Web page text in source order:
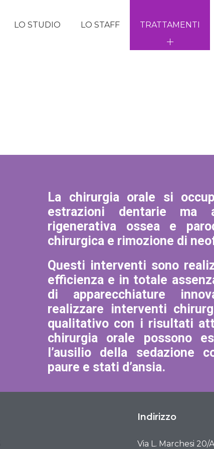
LO STUDIO LO STAFF TRATTAMENTI
La chirurgia orale si
estrazioni dentarie ma
rigenerativa ossea e
chirurgica e rimozione di
Questi interventi sono
efficienza e in totale
di apparecchiature
realizzare interventi
qualitativo con i risultati
chirurgia orale possono
l’ausilio della sedazione
paure e stati d’ansia.
Indirizzo
Via L. Marchesi 20/A